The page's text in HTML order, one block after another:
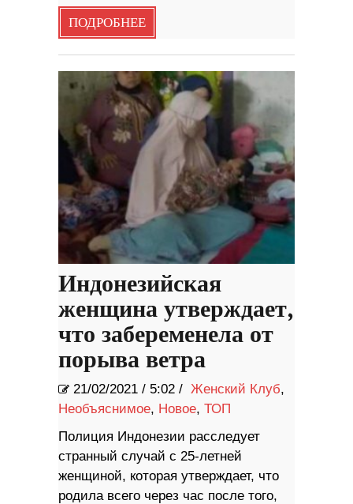
ПОДРОБНЕЕ
Индонезийская
женщина утверждает,
что забеременела от
порыва ветра
21/02/2021 / 5:02 / Женский Клуб,
Необъяснимое, Новое, ТОП
Полиция Индонезии расследует
странный случай с 25-летней
женщиной, которая утверждает, что
родила всего через час после того,